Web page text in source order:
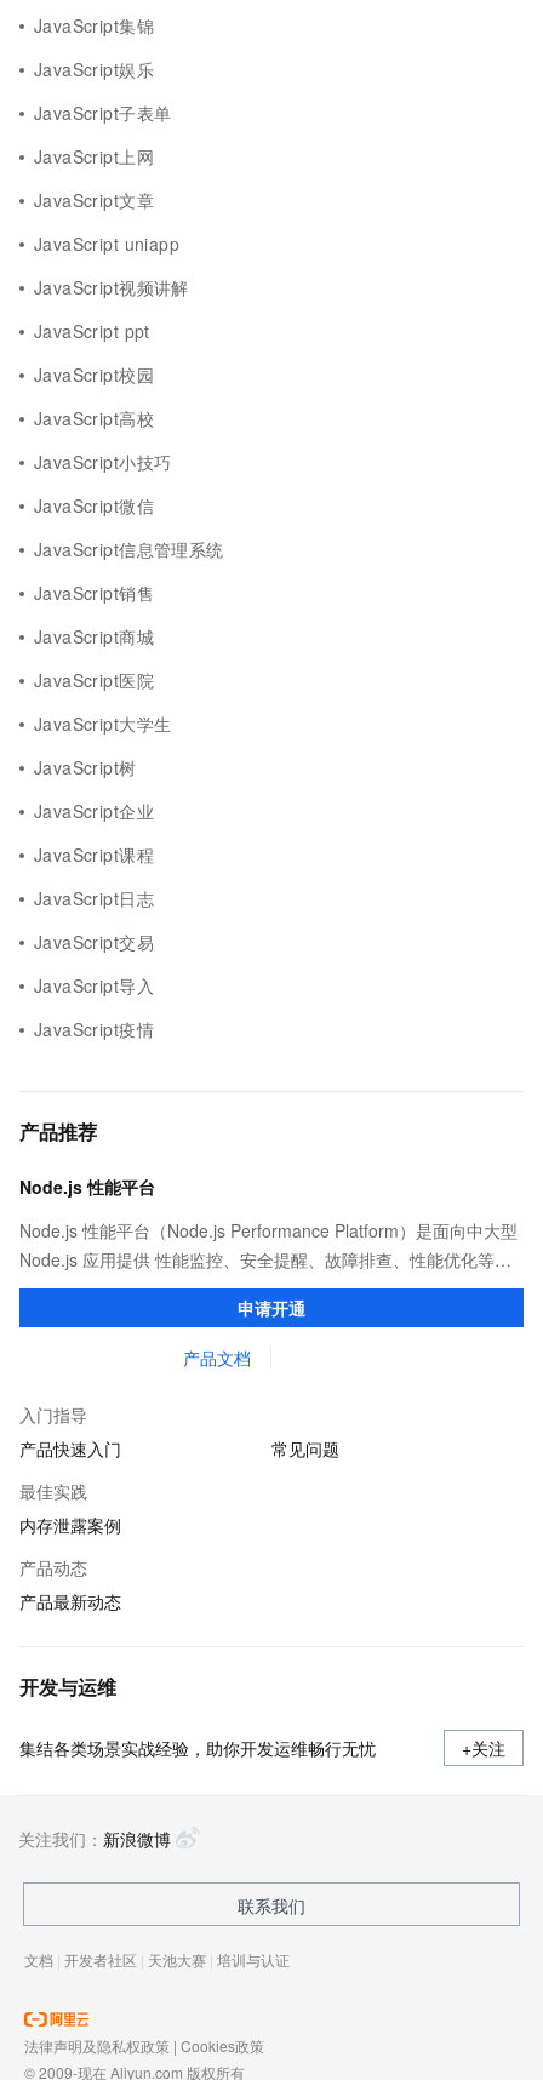
JavaScript集锦
JavaScript娱乐
JavaScript子表单
JavaScript上网
JavaScript文章
JavaScript uniapp
JavaScript视频讲解
JavaScript ppt
JavaScript校园
JavaScript高校
JavaScript小技巧
JavaScript微信
JavaScript信息管理系统
JavaScript销售
JavaScript商城
JavaScript医院
JavaScript大学生
JavaScript树
JavaScript企业
JavaScript课程
JavaScript日志
JavaScript交易
JavaScript导入
JavaScript疫情
产品推荐
Node.js 性能平台
Node.js 性能平台（Node.js Performance Platform）是面向中大型
Node.js 应用提供 性能监控、安全提醒、故障排查、性能优化等服
务的整体性解决方案。提供完善的工具链和服务，协助客户主动、
申请开通
产品文档
入门指导
产品快速入门
常见问题
最佳实践
内存泄露案例
产品动态
产品最新动态
开发与运维
集结各类场景实战经验，助你开发运维畅行无忧 +关注
关注我们： 新浪微博
联系我们
文档 | 开发者社区 | 天池大赛 | 培训与认证
法律声明及隐私权政策 | Cookies政策
© 2009-现在 Aliyun.com 版权所有